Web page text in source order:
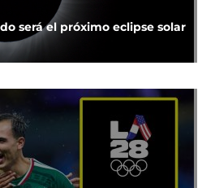
será el próximo eclipse solar